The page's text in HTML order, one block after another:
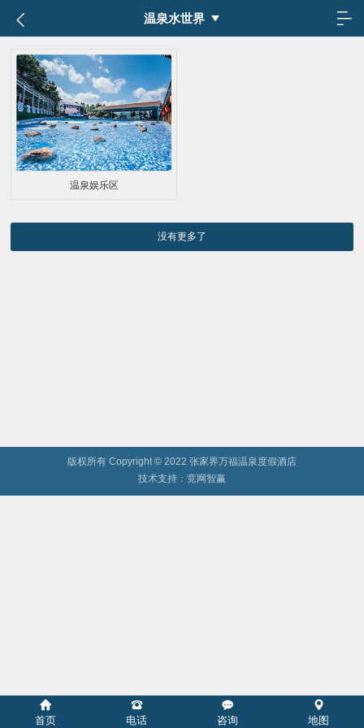
温泉水世界
温泉娱乐区
没有更多了
版权所有 Copyright © 2022 张家界万福温泉度假酒店
技术支持： 竞网智赢
首页 电话 咨询 地图